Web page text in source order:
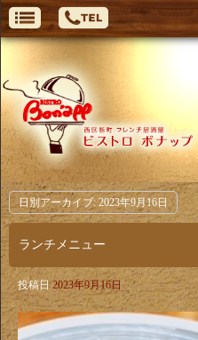
日別アーカイブ: 2023年9月16日
ランチメニュー
投稿日 2023年9月16日